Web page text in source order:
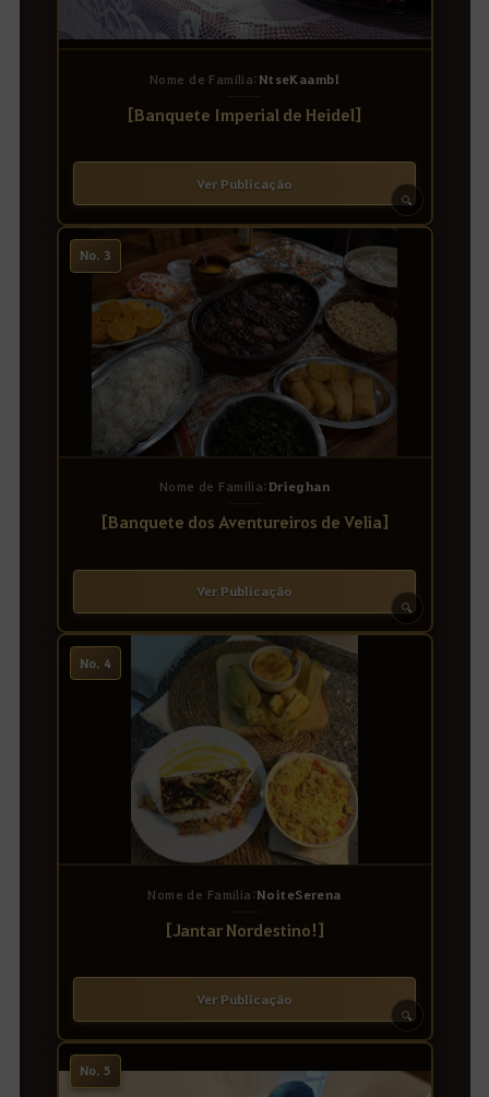
🔍
Nome de Família:NtseKaambl
[Banquete Imperial de Heidel]
Ver Publicação
No. 3
🔍
Nome de Família:Drieghan
[Banquete dos Aventureiros de Velia]
Ver Publicação
No. 4
🔍
Nome de Família:NoiteSerena
[Jantar Nordestino!]
Ver Publicação
No. 5